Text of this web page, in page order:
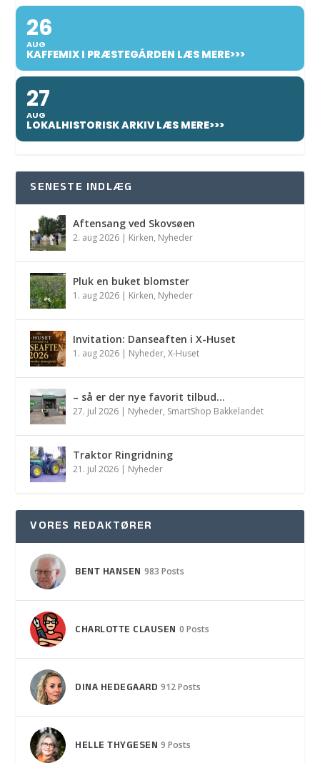
26
AUG
KAFFEMIX I PRÆSTEGÅRDEN LÆS MERE>>>
27
AUG
LOKALHISTORISK ARKIV LÆS MERE>>>
SENESTE INDLÆG
Aftensang ved Skovsøen
2. aug 2026 Kirken, Nyheder
Pluk en buket blomster
1. aug 2026 Kirken, Nyheder
Invitation: Danseaften i X-Huset
1. aug 2026 Nyheder,X-Huset
– så er der nye favorit tilbud…
27. jul 2026 Nyheder, SmartShop Bakkelandet
Traktor Ringridning
21. jul 2026 Nyheder
VORES REDAKTØRER
BENT HANSEN 983 Posts
CHARLOTTE CLAUSEN 0 Posts
DINA HEDEGAARD 912 Posts
HELLE THYGESEN 9 Posts